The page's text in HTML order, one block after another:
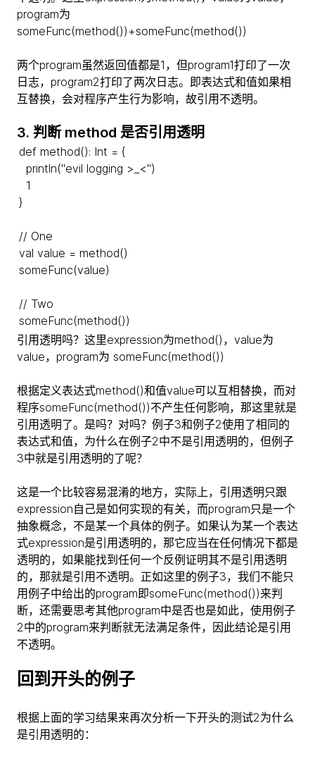
program为
someFunc(method())+someFunc(method())
两个program虽然返回值都是1，但program1打印了一次
日志，program2打印了两次日志。即表达式和值如果相
互替换，会对程序产生行为影响，故引用不透明。
3. 判断 method 是否引用透明
def method(): Int = {
println("evil logging >_<")
1
}
// One
val value = method()
someFunc(value)
// Two
someFunc(method())
引用透明吗？这里expression为method()，value为
value，program为 someFunc(method())
根据定义表达式method()和值value可以互相替换，而对
程序someFunc(method())不产生任何影响，那这里就是
引用透明了。是吗？对吗？例子3和例子2使用了相同的
表达式和值，为什么在例子2中不是引用透明的，但例子
3中就是引用透明的了呢？
这是一个比较容易混淆的地方，实际上，引用透明只跟
expression自己是如何实现的有关，而program只是一个
抽象概念，不是某一个具体的例子。如果认为某一个表达
式expression是引用透明的，那它应当在任何情况下都是
透明的，如果能找到任何一个反例证明其不是引用透明
的，那就是引用不透明。正如这里的例子3，我们不能只
用例子中给出的program即someFunc(method())来判
断，还需要思考其他program中是否也是如此，使用例子
2中的program来判断就无法满足条件，因此结论是引用
不透明。
回到开头的例子
根据上面的学习结果来再次分析一下开头的测试2为什么
是引用透明的：